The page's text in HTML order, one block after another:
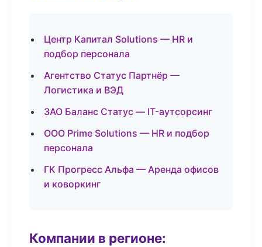
Центр Капитал Solutions — HR и
подбор персонала
Агентство Статус Партнёр —
Логистика и ВЭД
ЗАО Баланс Статус — IT-аутсорсинг
ООО Prime Solutions — HR и подбор
персонала
ГК Прогресс Альфа — Аренда офисов
и коворкинг
Компании в регионе: